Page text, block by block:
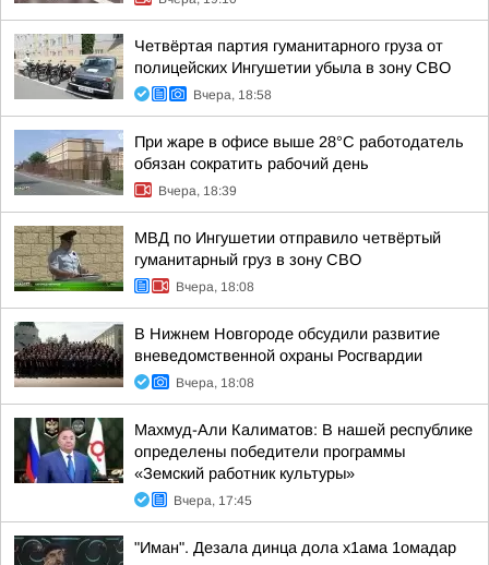
Четвёртая партия гуманитарного груза от
полицейских Ингушетии убыла в зону СВО
Вчера, 18:58
При жаре в офисе выше 28°C работодатель
обязан сократить рабочий день
Вчера, 18:39
МВД по Ингушетии отправило четвёртый
гуманитарный груз в зону СВО
Вчера, 18:08
В Нижнем Новгороде обсудили развитие
вневедомственной охраны Росгвардии
Вчера, 18:08
Махмуд-Али Калиматов: В нашей республике
определены победители программы
«Земский работник культуры»
Вчера, 17:45
"Иман". Дезала динца дола х1ама 1омадар